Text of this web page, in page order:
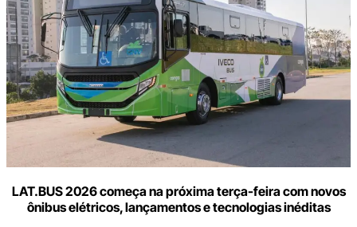
LAT.BUS 2026 começa na próxima terça-feira com novos
ônibus elétricos, lançamentos e tecnologias inéditas